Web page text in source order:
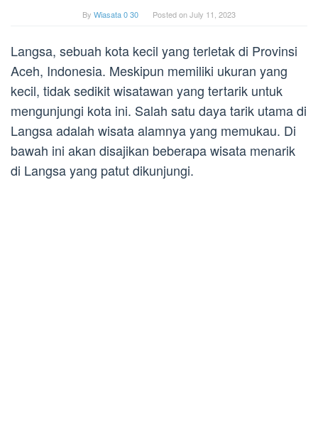
By Wiasata 0 30 Posted onJuly 11, 2023
Langsa, sebuah kota kecil yang terletak di Provinsi
Aceh, Indonesia. Meskipun memiliki ukuran yang
kecil, tidak sedikit wisatawan yang tertarik untuk
mengunjungi kota ini. Salah satu daya tarik utama di
Langsa adalah wisata alamnya yang memukau. Di
bawah ini akan disajikan beberapa wisata menarik
di Langsa yang patut dikunjungi.